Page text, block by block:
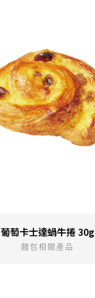
葡萄卡士達蝸牛捲 30g
麵包相關產品